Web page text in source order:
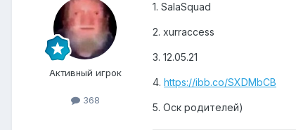
Активный игрок
368
1. SalaSquad
2. xurraccess
3. 12.05.21
4. https://ibb.co/SXDMbCB
5. Оск родителей)